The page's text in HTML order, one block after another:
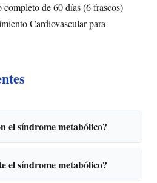
de 60 días (6 frascos)
Cardiovascular para
el síndrome metabólico?
el síndrome metabólico?